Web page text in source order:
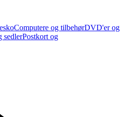
Computere og tilbehørDVD'er og
sedlerPostkort og